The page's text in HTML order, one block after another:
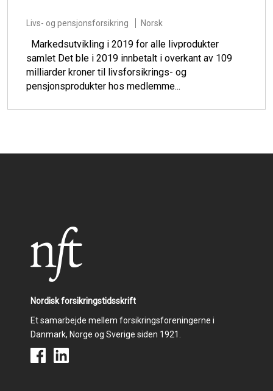
Livs- og pensjonsforsikring Norsk
Markedsutvikling i 2019 for alle livprodukter
samlet Det ble i 2019 innbetalt i overkant av 109
milliarder kroner til livsforsikrings- og
pensjonsprodukter hos medlemme...
Nordisk forsikringstidsskrift
Et samarbejde mellem forsikringsforeningerne i
Danmark, Norge og Sverige siden 1921.